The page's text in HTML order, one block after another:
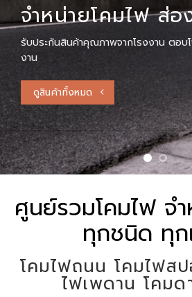
ไฟ ส่องสว่าง
ากโรงงาน ตอบโจทย์ทุกการใช้
ศูนย์รวมโคมไฟ จ
ทุกชนิด ทุ
โคมไฟถนน โคมไฟส
ไฟเพดาน โคมด